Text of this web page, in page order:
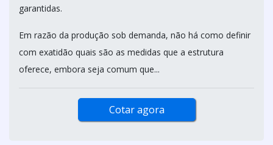
garantidas.
Em razão da produção sob demanda, não há como definir
com exatidão quais são as medidas que a estrutura
oferece, embora seja comum que...
Cotar agora